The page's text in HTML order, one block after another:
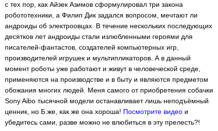
с тех пор, как Айзек Азимов сформулировал три закона
робототехники, а Филип Дик задался вопросом, мечтают ли
андроиды об электроовцах. В течение нескольких последующих
десятков лет андроиды стали излюбленными героями для
писателей-фантастов, создателей компьютерных игр,
производителей игрушек и мультипликаторов. А в данный
момент роботы уже работают и живут в человеческой среде,
применяются на производстве и в быту и являются предметом
обожания многих людей. Меня самого от приобретения собачки
Sony Aibo тысячной модели останавливает лишь неподъёмный
ценник, но Б.же, как же она хороша! Посмотрите видео и
убедитесь сами, разве можно не влюбиться в эту прелесть?!